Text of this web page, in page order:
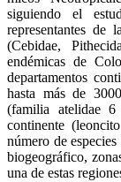
siguiendo el
representantes de
(Cebidae,
endémicas de
departamentos
hasta más de
(familia atelidae
continente
número de
biogeográfico,
una de estas